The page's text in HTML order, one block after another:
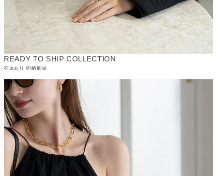
READY TO SHIP COLLECTION
在庫あり 即納商品